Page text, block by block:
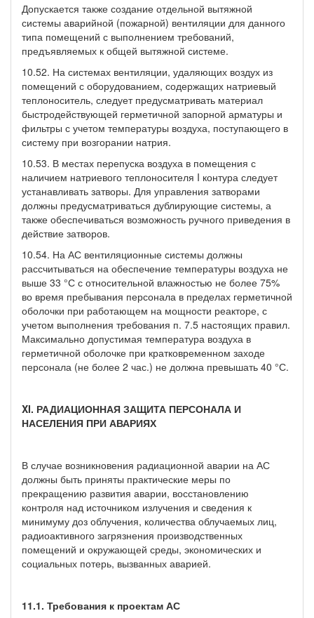
Допускается также создание отдельной вытяжной
системы аварийной (пожарной) вентиляции для данного
типа помещений с выполнением требований,
предъявляемых к общей вытяжной системе.
10.52. На системах вентиляции, удаляющих воздух из
помещений с оборудованием, содержащих натриевый
теплоноситель, следует предусматривать материал
быстродействующей герметичной запорной арматуры и
фильтры с учетом температуры воздуха, поступающего в
систему при возгорании натрия.
10.53. В местах перепуска воздуха в помещения с
наличием натриевого теплоносителя I контура следует
устанавливать затворы. Для управления затворами
должны предусматриваться дублирующие системы, а
также обеспечиваться возможность ручного приведения в
действие затворов.
10.54. На АС вентиляционные системы должны
рассчитываться на обеспечение температуры воздуха не
выше 33 °С с относительной влажностью не более 75%
во время пребывания персонала в пределах герметичной
оболочки при работающем на мощности реакторе, с
учетом выполнения требования п. 7.5 настоящих правил.
Максимально допустимая температура воздуха в
герметичной оболочке при кратковременном заходе
персонала (не более 2 час.) не должна превышать 40 °С.
XI. РАДИАЦИОННАЯ ЗАЩИТА ПЕРСОНАЛА И
НАСЕЛЕНИЯ ПРИ АВАРИЯХ
В случае возникновения радиационной аварии на АС
должны быть приняты практические меры по
прекращению развития аварии, восстановлению
контроля над источником излучения и сведения к
минимуму доз облучения, количества облучаемых лиц,
радиоактивного загрязнения производственных
помещений и окружающей среды, экономических и
социальных потерь, вызванных аварией.
11.1. Требования к проектам АС